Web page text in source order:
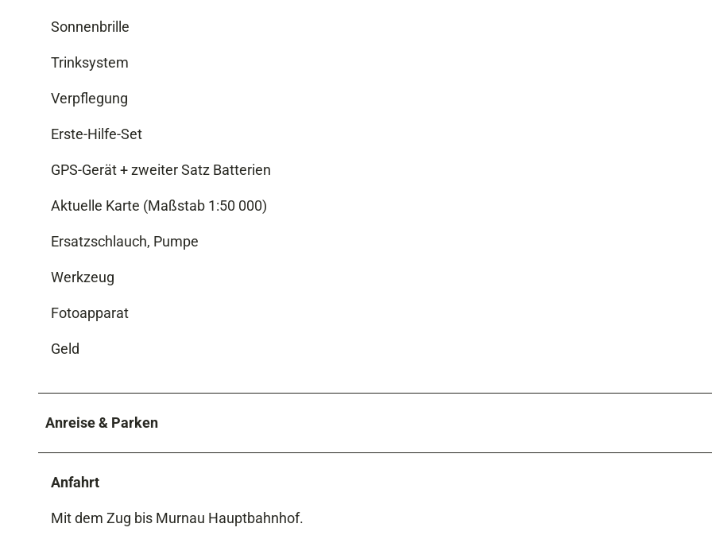
Sonnenbrille
Trinksystem
Verpflegung
Erste-Hilfe-Set
GPS-Gerät + zweiter Satz Batterien
Aktuelle Karte (Maßstab 1:50 000)
Ersatzschlauch, Pumpe
Werkzeug
Fotoapparat
Geld
Anreise & Parken
Anfahrt
Mit dem Zug bis Murnau Hauptbahnhof.